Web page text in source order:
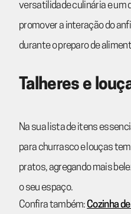
versatilidade culinária e um
promover a interação do
durante o preparo de
Talheres e
Na sua lista de itens
para churrasco e louças
pratos, agregando mais
o seu espaço.
Confira também:Cozinha